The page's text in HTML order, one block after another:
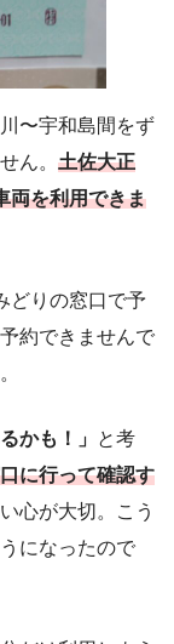
〜宇和島間をず
ん。 土佐大正
両を利用できま
どりの窓口で予
約できませんで
かも！」 と考
に行って確認す
心が大切。こう
になったので